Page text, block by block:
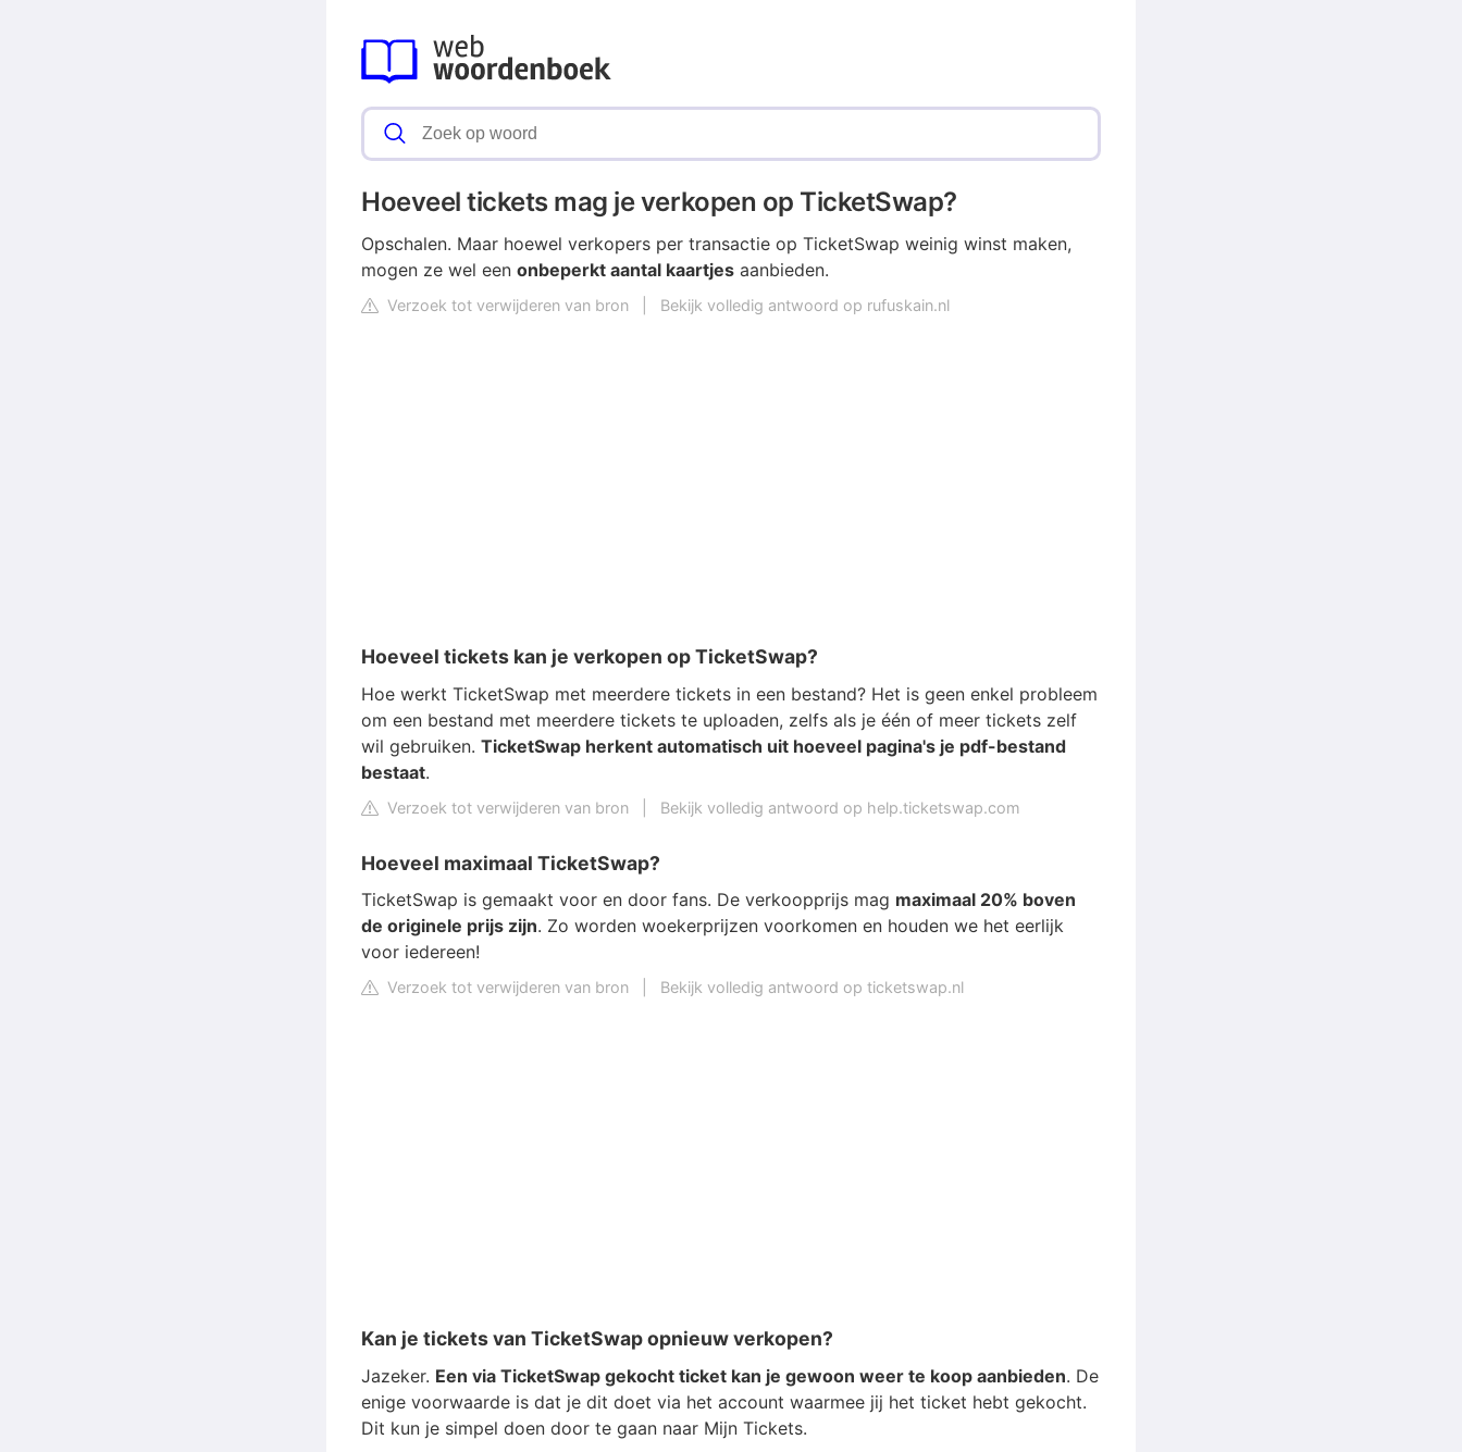
Hoeveel tickets mag je verkopen op TicketSwap?
Opschalen. Maar hoewel verkopers per transactie op TicketSwap weinig winst maken,
mogen ze wel een onbeperkt aantal kaartjes aanbieden.
Verzoek tot verwijderen van bron Bekijk volledig antwoord op rufuskain.nl
Hoeveel tickets kan je verkopen op TicketSwap?
Hoe werkt TicketSwap met meerdere tickets in een bestand? Het is geen enkel probleem
om een bestand met meerdere tickets te uploaden, zelfs als je één of meer tickets zelf
wil gebruiken. TicketSwap herkent automatisch uit hoeveel pagina's je pdf-bestand
bestaat.
Verzoek tot verwijderen van bron Bekijk volledig antwoord op help.ticketswap.com
Hoeveel maximaal TicketSwap?
TicketSwap is gemaakt voor en door fans. De verkoopprijs mag maximaal 20% boven
de originele prijs zijn. Zo worden woekerprijzen voorkomen en houden we het eerlijk
voor iedereen!
Verzoek tot verwijderen van bron Bekijk volledig antwoord op ticketswap.nl
Kan je tickets van TicketSwap opnieuw verkopen?
Jazeker. Een via TicketSwap gekocht ticket kan je gewoon weer te koop aanbieden. De
enige voorwaarde is dat je dit doet via het account waarmee jij het ticket hebt gekocht.
Dit kun je simpel doen door te gaan naar Mijn Tickets.